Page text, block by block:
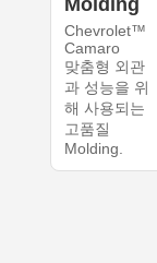
Molding
Chevrolet™
Camaro
맞춤형 외관
과 성능을 위
해 사용되는
고품질
Molding.